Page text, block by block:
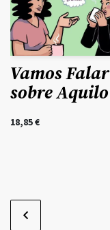
Vamos Falar
sobre Aquilo
18,85€